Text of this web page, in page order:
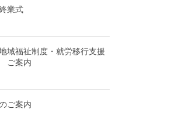
業式
域福祉制度・就労移行支援
ご案内
ご案内